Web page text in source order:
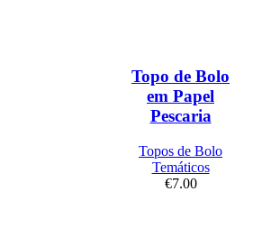
Topo de Bolo
em Papel
Pescaria
Topos de Bolo
Temáticos
€7.00